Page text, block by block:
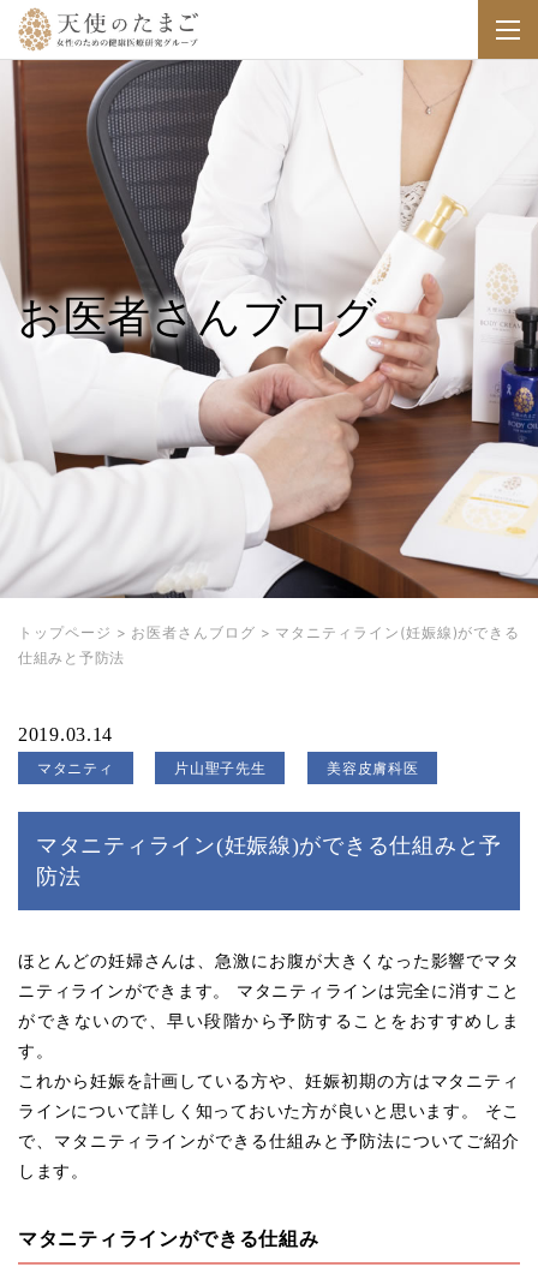
お医者さんブログ
トップページ > お医者さんブログ > マタニティライン(妊娠線)ができる
仕組みと予防法
2019.03.14
マタニティ 片山聖子先生 美容皮膚科医
マタニティライン(妊娠線)ができる仕組みと予
防法
ほとんどの妊婦さんは、急激にお腹が大きくなった影響でマタ
ニティラインができます。 マタニティラインは完全に消すこと
ができないので、早い段階から予防することをおすすめしま
す。
これから妊娠を計画している方や、妊娠初期の方はマタニティ
ラインについて詳しく知っておいた方が良いと思います。 そこ
で、マタニティラインができる仕組みと予防法についてご紹介
します。
マタニティラインができる仕組み